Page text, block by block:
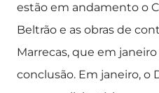
estão em andamento o
Beltrão e as obras de
Marrecas, que em
conclusão. Em janeiro,